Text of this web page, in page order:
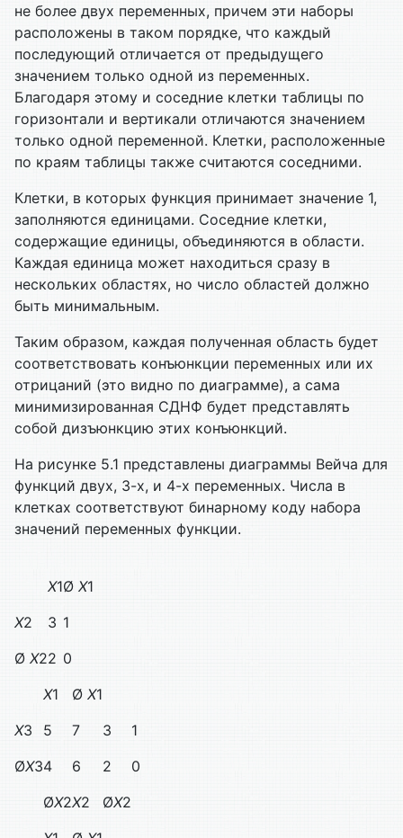
не более двух переменных, причем эти наборы
расположены в таком порядке, что каждый
последующий отличается от предыдущего
значением только одной из переменных.
Благодаря этому и соседние клетки таблицы по
горизонтали и вертикали отличаются значением
только одной переменной. Клетки, расположенные
по краям таблицы также считаются соседними.
Клетки, в которых функция принимает значение 1,
заполняются единицами. Соседние клетки,
содержащие единицы, объединяются в области.
Каждая единица может находиться сразу в
нескольких областях, но число областей должно
быть минимальным.
Таким образом, каждая полученная область будет
соответствовать конъюнкции переменных или их
отрицаний (это видно по диаграмме), а сама
минимизированная СДНФ будет представлять
собой дизъюнкцию этих конъюнкций.
На рисунке 5.1 представлены диаграммы Вейча для
функций двух, 3-х, и 4-х переменных. Числа в
клетках соответствуют бинарному коду набора
значений переменных функции.
X1Ø X1
X2 3 1
Ø X22 0
X1 Ø X1
X3 5 7 3
1
ØX34 6 2
0
ØX2X2 ØX2